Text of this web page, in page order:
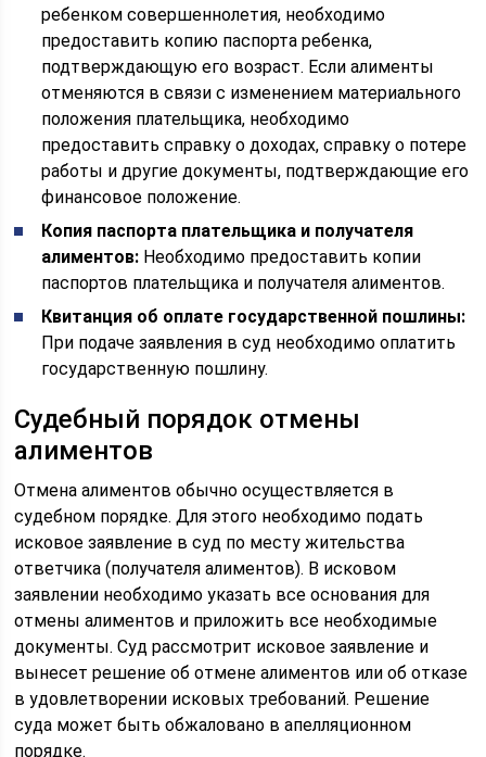
ребенком совершеннолетия, необходимо
предоставить копию паспорта ребенка,
подтверждающую его возраст. Если алименты
отменяются в связи с изменением материального
положения плательщика, необходимо
предоставить справку о доходах, справку о потере
работы и другие документы, подтверждающие его
финансовое положение.
Копия паспорта плательщика и получателя
алиментов: Необходимо предоставить копии
паспортов плательщика и получателя алиментов.
Квитанция об оплате государственной пошлины:
При подаче заявления в суд необходимо оплатить
государственную пошлину.
Судебный порядок отмены
алиментов
Отмена алиментов обычно осуществляется в
судебном порядке. Для этого необходимо подать
исковое заявление в суд по месту жительства
ответчика (получателя алиментов). В исковом
заявлении необходимо указать все основания для
отмены алиментов и приложить все необходимые
документы. Суд рассмотрит исковое заявление и
вынесет решение об отмене алиментов или об отказе
в удовлетворении исковых требований. Решение
суда может быть обжаловано в апелляционном
порядке.